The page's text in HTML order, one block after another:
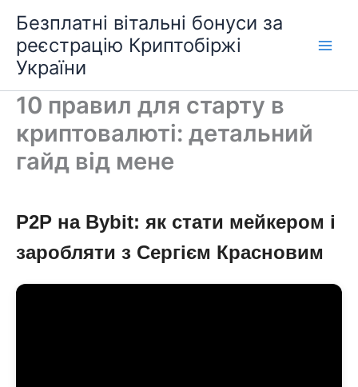
вмісту
Безплатні вітальні бонуси за
реєстрацію Криптобіржі
України
10 правил для старту в
криптовалюті: детальний
гайд від мене
P2P на Bybit: як стати мейкером і
заробляти з Сергієм Красновим